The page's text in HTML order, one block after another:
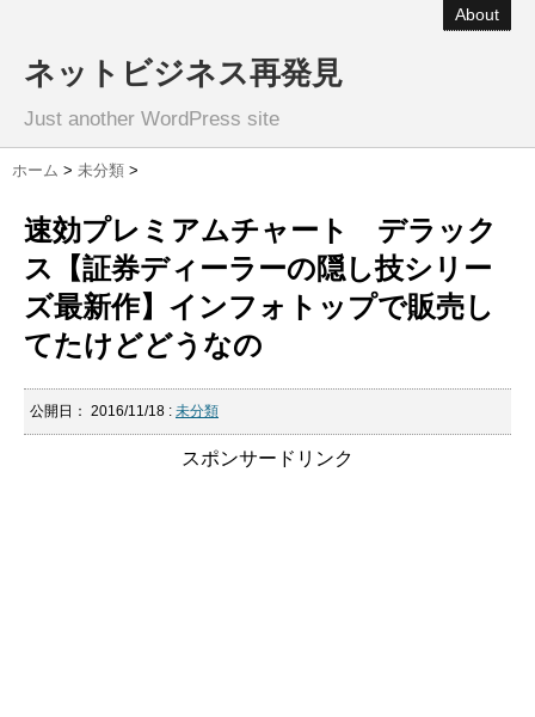
About
ネットビジネス再発見
Just another WordPress site
ホーム > 未分類 >
速効プレミアムチャート デラック
ス【証券ディーラーの隠し技シリー
ズ最新作】インフォトップで販売し
てたけどどうなの
公開日： 2016/11/18 : 未分類
スポンサードリンク